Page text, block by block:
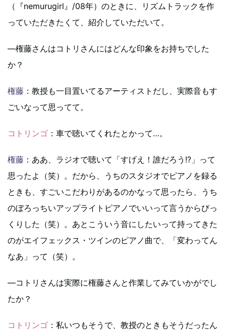
（『nemurugirl』/08年）のときに、リズムトラックを作
っていただきたくて、紹介していただいて。
―権藤さんはコトリさんにはどんな印象をお持ちでした
か？
権藤 ：教授も一目置いてるアーティストだし、実際音もす
ごいなって思ってて。
コトリンゴ ：車で聴いてくれたとかって…。
権藤 ：ああ、ラジオで聴いて「すげえ！誰だろう!?」って
思ったよ（笑）。だから、うちのスタジオでピアノを録る
ときも、すごいこだわりがあるのかなって思ったら、うち
のぼろっちいアップライトピアノでいいって言うからびっ
くりした（笑）。あとこういう音にしたいって持ってきた
のがエイフェックス・ツインのピアノ曲で、「変わってん
なあ」って（笑）。
―コトリさんは実際に権藤さんと作業してみていかがでし
たか？
コトリンゴ ：私いつもそうで、教授のときもそうだったん